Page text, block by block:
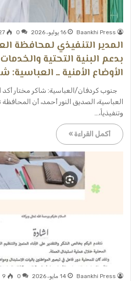
Baankhi Press 16 يوليو، 2026 0
المدير التنفيذي لمحافظة
بدعم البنية التحتية
الأوضاع الأمنية ــ العباسية:
جنوب كردفان/العباسية: شاكر مختار أكد
العباسية، الصديق النور أحمد، أن المحافظة
وتنفيذياً،…
أكمل القراءة »
Baankhi Press 14 مايو، 2026 0
9